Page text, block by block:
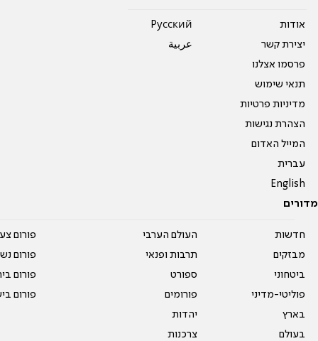
אודות
יצירת קשר
פרסמו אצלנו
תנאי שימוש
מדיניות פרטיות
הצהרת נגישות
המייל האדום
עברית
English
Pусский
عربية
מדורים
חדשות
מבזקים
ביטחוני
פוליטי-מדיני
בארץ
בעולם
העולם הערבי
תרבות ופנאי
ספורט
פורומים
יהדות
צרכנות
פורום
פורום
פורום
פורום